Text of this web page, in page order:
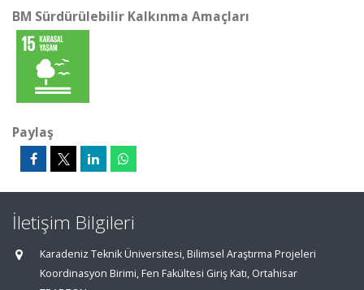
BM Sürdürülebilir Kalkınma Amaçları
Paylaş
İletişim Bilgileri
Karadeniz Teknik Üniversitesi, Bilimsel Araştırma Projeleri
Koordinasyon Birimi, Fen Fakültesi Giriş Katı, Ortahisar